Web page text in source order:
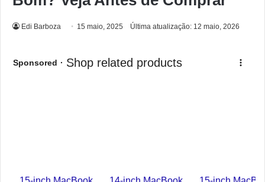
Edi Barboza 15 maio, 2025 Última atualização: 12 maio, 2026